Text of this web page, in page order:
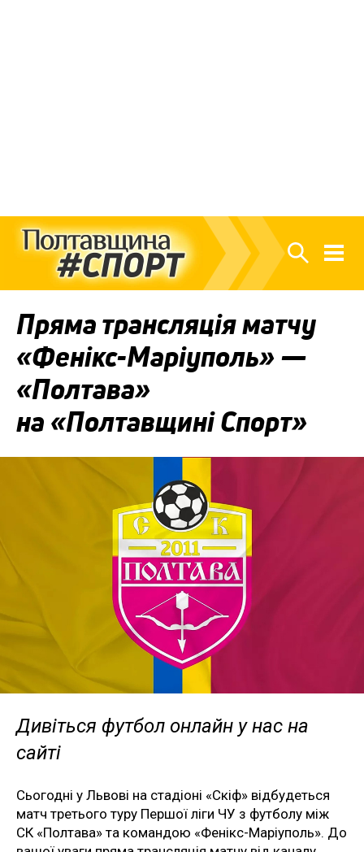
Пряма трансляція матчу
«Фенікс-Маріуполь» —
«Полтава»
на «Полтавщині Спорт»
Дивіться футбол онлайн у нас на
сайті
Сьогодні у Львові на стадіоні «Скіф» відбудеться
матч третього туру Першої ліги ЧУ з футболу між
СК «Полтава» та командою «Фенікс-Маріуполь». До